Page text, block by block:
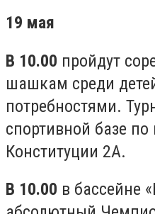
19 мая
В 10.00 пройдут
шашкам среди
потребностями.
спортивной базе по
Конституции 2А.
В 10.00 в бассейне